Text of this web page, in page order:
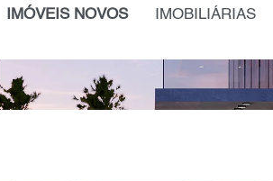
IMÓVEIS NOVOS IMOBILIÁRIAS